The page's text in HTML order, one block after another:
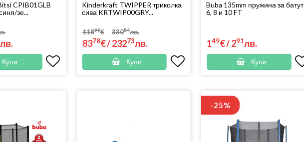
CPIB01GLB
зе...
лв.
Купи
Kinderkraft TWIPPER триколка
сива KRTWIP00GRY...
11899€
8378€/
33054лв.
23273лв.
Купи
Buba 135mm пружина за батут
6, 8 и 10 FT
149€/291лв.
Купи
-25%